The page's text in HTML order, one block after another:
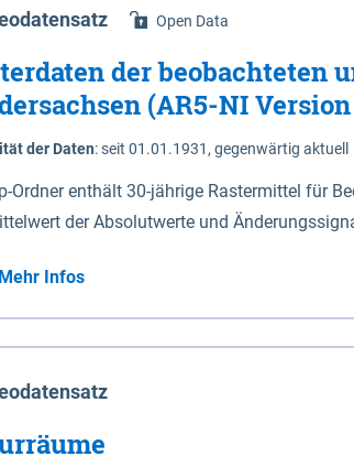
Open Data
der beobachteten
(AR5-NI Version
der Daten:seit 01.01.1931, gegenwärtig aktuell
Ordner enthält 30-jährige Rastermittel für
der Absolutwerte und
(Jun. - Aug.) - au: Herbst (Sep. - Nov.) - wi: Winter (Dez. - Feb.) - hyr:
Jahr (Nov. - Okt.) - hsu:
- vd: Vegetationsruhe (Okt. - Mär.) Neben den Rasterdaten ist eine
zu den Dateinamen und für eine
code gegeben.
Mehr Infos